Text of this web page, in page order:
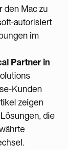
den Mac zu
autorisiert
im
Partner in
Kunden
zeigen
die